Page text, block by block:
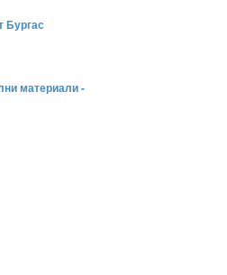
Бургас
материали -